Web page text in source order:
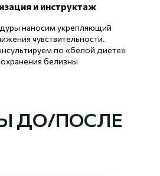
наносим укрепляющий
чувствительности.
по «белой диете»
белизны
и инструктаж
ДО/ПОСЛЕ